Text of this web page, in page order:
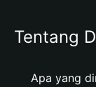
Tentang
Apa yang